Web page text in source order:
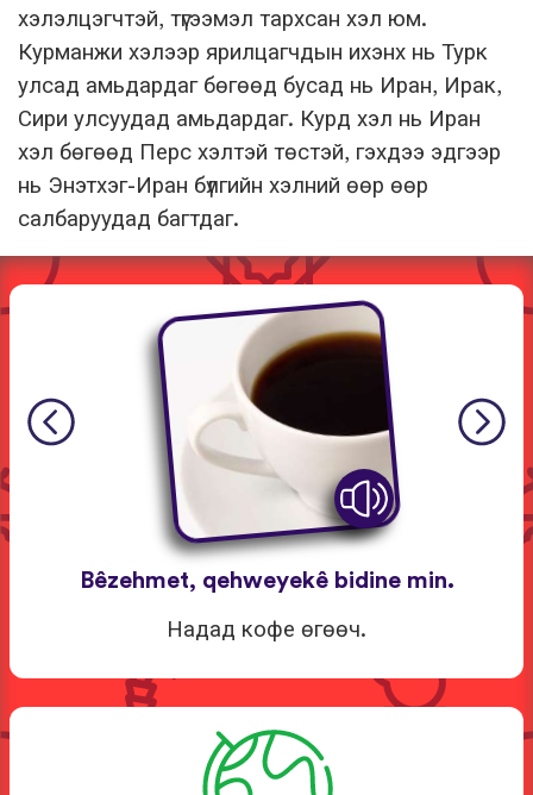
хэлэлцэгчтэй, түгээмэл тархсан хэл юм.
Курманжи хэлээр ярилцагчдын ихэнх нь Турк
улсад амьдардаг бөгөөд бусад нь Иран, Ирак,
Сири улсуудад амьдардаг. Курд хэл нь Иран
хэл бөгөөд Перс хэлтэй төстэй, гэхдээ эдгээр
нь Энэтхэг-Иран бүлгийн хэлний өөр өөр
салбаруудад багтдаг.
Bêzehmet, qehweyekê bidine min.
Надад кофе өгөөч.